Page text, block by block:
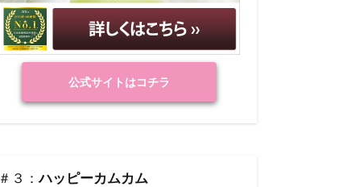
公式サイトはコチラ
＃３：ハッピーカムカム